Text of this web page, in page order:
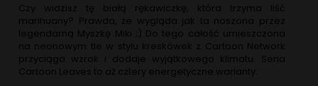
Czy widzisz tę białą rękawiczkę, która trzyma liść
marihuany? Prawda, że wygląda jak ta noszona przez
legendarną Myszkę Miki ;) Do tego całość umieszczona
na neonowym tle w stylu kreskówek z Cartoon Network
przyciąga wzrok i dodaje wyjątkowego klimatu. Seria
Cartoon Leaves to aż cztery energetyczne warianty: